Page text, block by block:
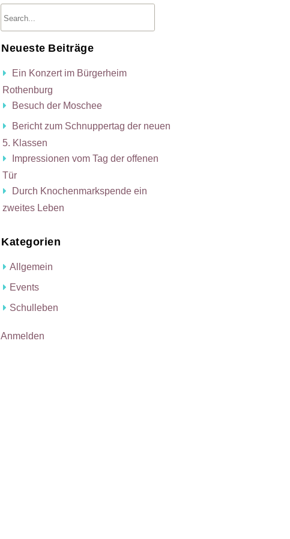
Neueste Beiträge
Ein Konzert im Bürgerheim
Rothenburg
Besuch der Moschee
Bericht zum Schnuppertag der neuen
5. Klassen
Impressionen vom Tag der offenen
Tür
Durch Knochenmarkspende ein
zweites Leben
Kategorien
Allgemein
Events
Schulleben
Anmelden